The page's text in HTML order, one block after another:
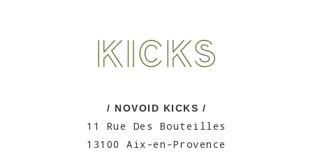
/ NOVOID KICKS /
11 Rue Des Bouteilles
13100 Aix-en-Provence